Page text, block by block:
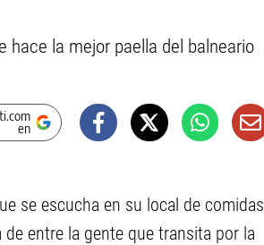
hace la mejor paella del balneario
en
se escucha en su local de comidas
entre la gente que transita por la